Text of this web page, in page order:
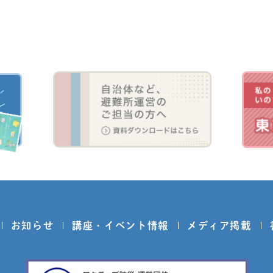
お知らせ 講座・イベント情報 メディア掲載